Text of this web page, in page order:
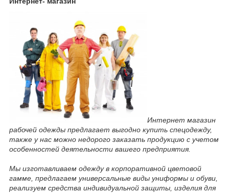
Интернет магазин
рабочей одежды предлагает выгодно купить спецодежду,
также у нас можно недорого заказать продукцию с учетом
особенностей деятельности вашего предприятия.
Мы изготавливаем одежду в корпоративной цветовой
гамме, предлагаем универсальные виды униформы и обуви,
реализуем средства индивидуальной защиты, изделия для